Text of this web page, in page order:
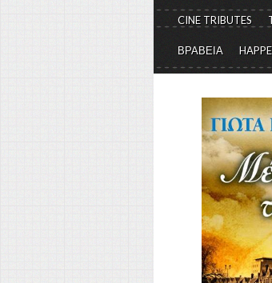
CINE TRIBUTES
ΒΡΑΒΕΙΑ